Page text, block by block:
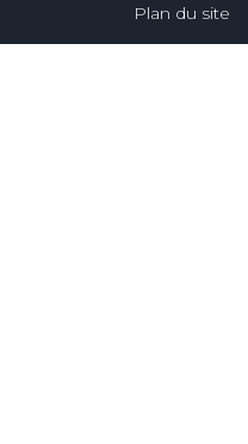
Plan du site